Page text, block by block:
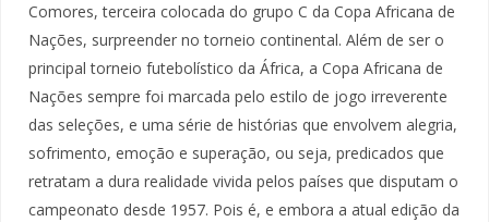
Comores, terceira colocada do grupo C da Copa Africana de
Nações, surpreender no torneio continental. Além de ser o
principal torneio futebolístico da África, a Copa Africana de
Nações sempre foi marcada pelo estilo de jogo irreverente
das seleções, e uma série de histórias que envolvem alegria,
sofrimento, emoção e superação, ou seja, predicados que
retratam a dura realidade vivida pelos países que disputam o
campeonato desde 1957. Pois é, e embora a atual edição da